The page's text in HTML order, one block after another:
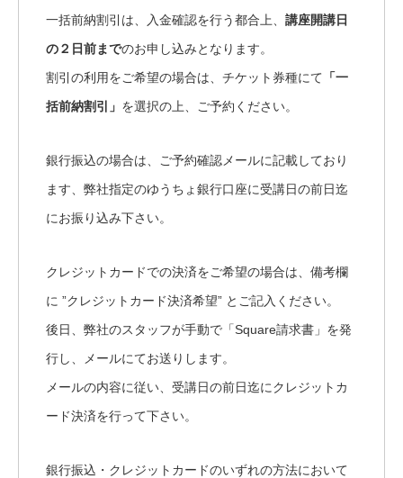
一括前納割引は、入金確認を行う都合上、 講座開講日
の２日前までのお申し込みとなります。
割引の利用をご希望の場合は、チケット券種にて 「一
括前納割引」 を選択の上、ご予約ください。
銀行振込の場合は、ご予約確認メールに記載しており
ます、弊社指定のゆうちょ銀行口座に受講日の前日迄
にお振り込み下さい。
クレジットカードでの決済をご希望の場合は、備考欄
に ”クレジットカード決済希望” とご記入ください。
後日、弊社のスタッフが手動で「Square請求書」を発
行し、メールにてお送りします。
メールの内容に従い、受講日の前日迄にクレジットカ
ード決済を行って下さい。
銀行振込・クレジットカードのいずれの方法において